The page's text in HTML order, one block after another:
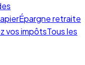
Épargne retraite
vos impôtsTous les